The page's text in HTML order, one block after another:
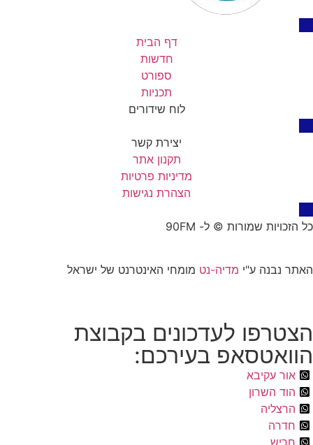
דף הבית
חדשות
ספורט
תכניות
לוח שידורים
יצירת קשר
תקנון אתר
מדיניות פרטיות
הצהרת נגישות
כל הזכויות שמורות © ל- 90FM
האתר נבנה ע"י מדיה-נט מומחי האינטרנט של ישראל
הצטרפו לעדכונים בקבוצת
הוואטסאפ בעירכם:
אור עקיבא
הוד השרון
הרצליה
חדרה
חריש